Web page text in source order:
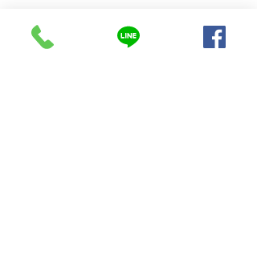
ติดต่อเรา